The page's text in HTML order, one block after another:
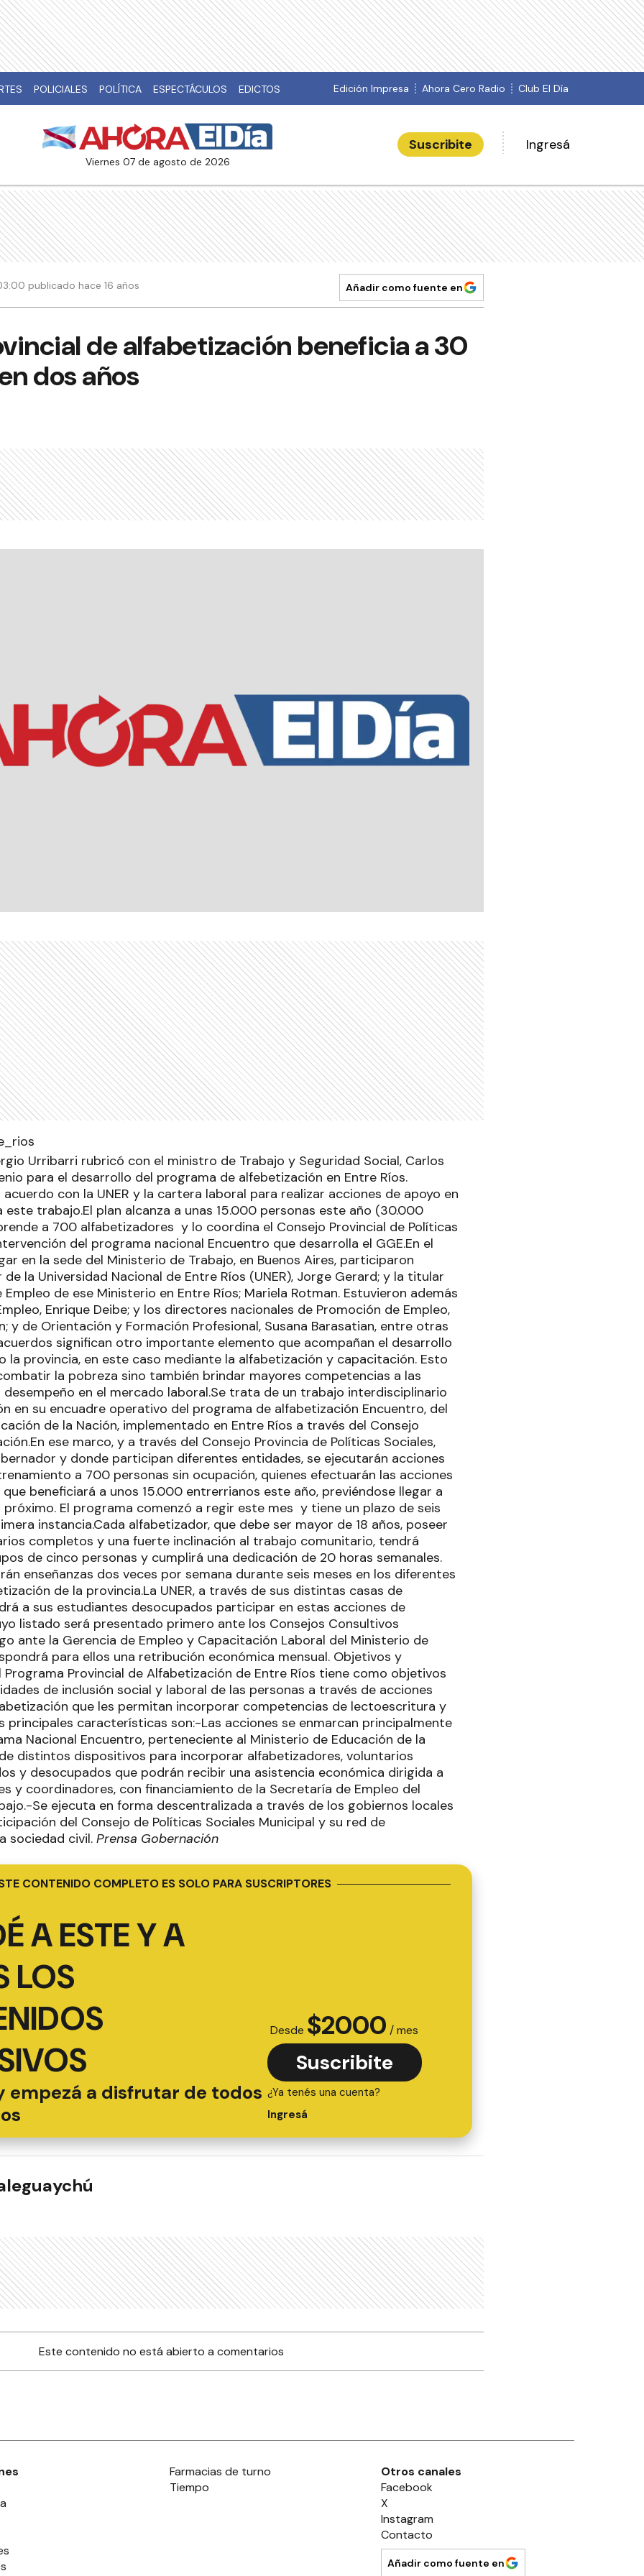
POLICIALES POLÍTICA ESPECTÁCULOS EDICTOS Edición Impresa Ahora Cero Radio Club El Día
viernes 07 de agosto de 2026
Suscribite Ingresá
publicado hace 16 años Añadir como fuente en
de alfabetización beneficia a 30
dos años
Urribarri rubricó con el ministro de Trabajo y Seguridad Social, Carlos
para el desarrollo del programa de alfebetización en Entre Ríos.
con la UNER y la cartera laboral para realizar acciones de apoyo en
trabajo.El plan alcanza a unas 15.000 personas este año (30.000
a 700 alfabetizadores y lo coordina el Consejo Provincial de Políticas
del programa nacional Encuentro que desarrolla el GGE.En el
en la sede del Ministerio de Trabajo, en Buenos Aires, participaron
la Universidad Nacional de Entre Ríos (UNER), Jorge Gerard; y la titular
de ese Ministerio en Entre Ríos; Mariela Rotman. Estuvieron además
Enrique Deibe; y los directores nacionales de Promoción de Empleo,
y de Orientación y Formación Profesional, Susana Barasatian, entre otras
significan otro importante elemento que acompañan el desarrollo
la provincia, en este caso mediante la alfabetización y capacitación. Esto
la pobreza sino también brindar mayores competencias a las
desempeño en el mercado laboral.Se trata de un trabajo interdisciplinario
en su encuadre operativo del programa de alfabetización Encuentro, del
de la Nación, implementado en Entre Ríos a través del Consejo
ese marco, y a través del Consejo Provincia de Políticas Sociales,
y donde participan diferentes entidades, se ejecutarán acciones
a 700 personas sin ocupación, quienes efectuarán las acciones
beneficiará a unos 15.000 entrerrianos este año, previéndose llegar a
El programa comenzó a regir este mes y tiene un plazo de seis
instancia.Cada alfabetizador, que debe ser mayor de 18 años, poseer
completos y una fuerte inclinación al trabajo comunitario, tendrá
de cinco personas y cumplirá una dedicación de 20 horas semanales.
enseñanzas dos veces por semana durante seis meses en los diferentes
de la provincia.La UNER, a través de sus distintas casas de
a sus estudiantes desocupados participar en estas acciones de
listado será presentado primero ante los Consejos Consultivos
ante la Gerencia de Empleo y Capacitación Laboral del Ministerio de
para ellos una retribución económica mensual. Objetivos y
Provincial de Alfabetización de Entre Ríos tiene como objetivos
de inclusión social y laboral de las personas a través de acciones
que les permitan incorporar competencias de lectoescritura y
principales características son:-Las acciones se enmarcan principalmente
Nacional Encuentro, perteneciente al Ministerio de Educación de la
distintos dispositivos para incorporar alfabetizadores, voluntarios
y desocupados que podrán recibir una asistencia económica dirigida a
y coordinadores, con financiamiento de la Secretaría de Empleo del
Se ejecuta en forma descentralizada a través de los gobiernos locales
del Consejo de Políticas Sociales Municipal y su red de
sociedad civil. Prensa Gobernación
CONTENIDO COMPLETO ES SOLO PARA SUSCRIPTORES
A ESTE Y A
LOS
empezá a disfrutar de todos
Desde $2000 / mes
Suscribite
¿Ya tenés una cuenta?
Ingresá
Este contenido no está abierto a comentarios
Farmacias de turno
Tiempo
Otros canales
Facebook
X
Instagram
Contacto
Añadir como fuente en